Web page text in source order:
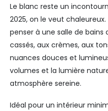
Le blanc reste un
2025, on le veut
penser à une salle de bains
cassés, aux crèmes, aux
nuances douces et
volumes et la lumière
atmosphère sereine.
Idéal pour un intérieur